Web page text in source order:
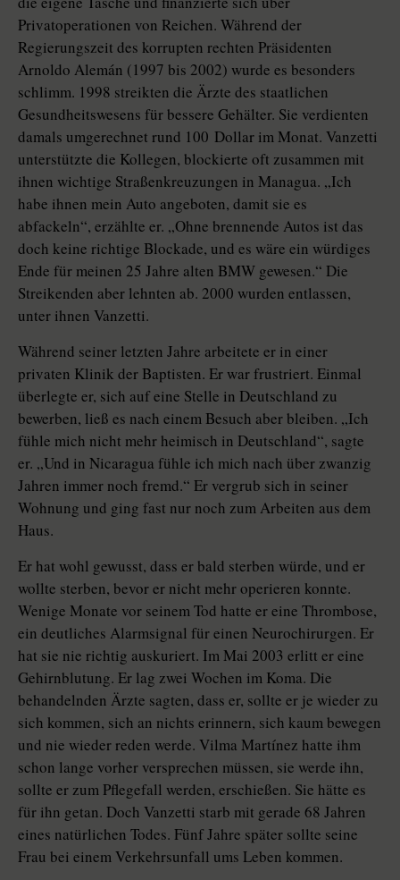
Privatoperationen von Reichen. Während der
Regierungszeit des korrupten rechten Präsidenten
Arnoldo Alemán (1997 bis 2002) wurde es besonders
schlimm. 1998 streikten die Ärzte des staatlichen
Gesundheitswesens für bessere Gehälter. Sie verdienten
damals umgerechnet rund 100 Dollar im Monat. Vanzetti
unterstützte die Kollegen, blockierte oft zusammen mit
ihnen wichtige Straßenkreuzungen in Managua. „Ich
habe ihnen mein Auto angeboten, damit sie es
abfackeln“, erzählte er. „Ohne brennende Autos ist das
doch keine richtige Blockade, und es wäre ein würdiges
Ende für meinen 25 Jahre alten BMW gewesen.“ Die
Streikenden aber lehnten ab. 2000 wurden entlassen,
unter ihnen Vanzetti.
Während seiner letzten Jahre arbeitete er in einer
privaten Klinik der Baptisten. Er war frustriert. Einmal
überlegte er, sich auf eine Stelle in Deutschland zu
bewerben, ließ es nach einem Besuch aber bleiben. „Ich
fühle mich nicht mehr heimisch in Deutschland“, sagte
er. „Und in Nicaragua fühle ich mich nach über zwanzig
Jahren immer noch fremd.“ Er vergrub sich in seiner
Wohnung und ging fast nur noch zum Arbeiten aus dem
Haus.
Er hat wohl gewusst, dass er bald sterben würde, und er
wollte sterben, bevor er nicht mehr operieren konnte.
Wenige Monate vor seinem Tod hatte er eine Thrombose,
ein deutliches Alarmsignal für einen Neurochirurgen. Er
hat sie nie richtig auskuriert. Im Mai 2003 erlitt er eine
Gehirnblutung. Er lag zwei Wochen im Koma. Die
behandelnden Ärzte sagten, dass er, sollte er je wieder zu
sich kommen, sich an nichts erinnern, sich kaum bewegen
und nie wieder reden werde. Vilma Martínez hatte ihm
schon lange vorher versprechen müssen, sie werde ihn,
sollte er zum Pflegefall werden, erschießen. Sie hätte es
für ihn getan. Doch Vanzetti starb mit gerade 68 Jahren
eines natürlichen Todes. Fünf Jahre später sollte seine
Frau bei einem Verkehrsunfall ums Leben kommen.